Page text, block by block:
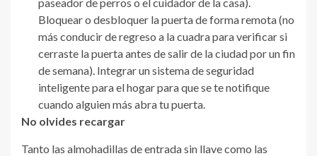
Bloquear o desbloquer la puerta de forma remota (no
más conducir de regreso a la cuadra para verificar si
cerraste la puerta antes de salir de la ciudad por un fin
de semana). Integrar un sistema de seguridad
inteligente para el hogar para que se te notifique
cuando alguien más abra tu puerta.
No olvides recargar
Tanto las almohadillas de entrada sin llave como las